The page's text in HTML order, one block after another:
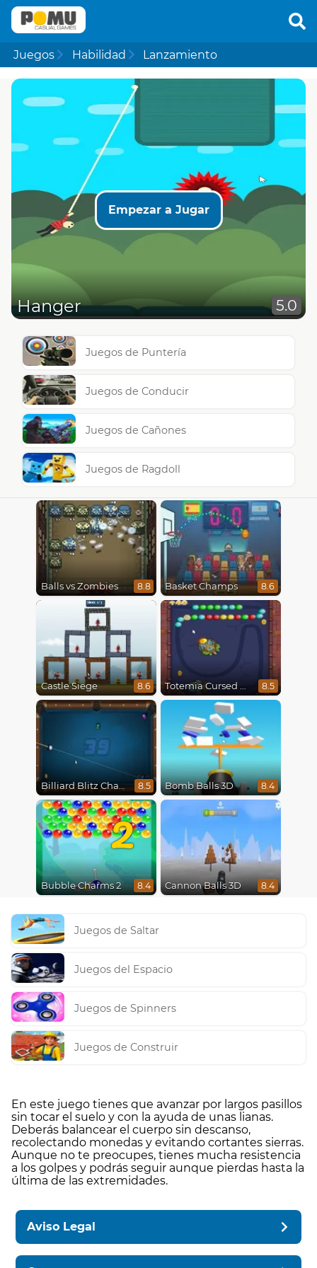
Juegos Habilidad Lanzamiento
Empezar a Jugar
Hanger 5.0
Juegos de Puntería
Juegos de Conducir
Juegos de Cañones
Juegos de Ragdoll
Balls vs Zombies 8.8 Basket Champs 8.6
Castle Siege 8.6 Totemia Cursed Marbles 8.5
Billiard Blitz Challenge 8.5 Bomb Balls 3D 8.4
2
Bubble Charms 2 8.4 Cannon Balls 3D 8.4
Juegos de Saltar
Juegos del Espacio
Juegos de Spinners
Juegos de Construir
En este juego tienes que avanzar por largos pasillos
sin tocar el suelo y con la ayuda de unas lianas.
Deberás balancear el cuerpo sin descanso,
recolectando monedas y evitando cortantes sierras.
Aunque no te preocupes, tienes mucha resistencia
a los golpes y podrás seguir aunque pierdas hasta la
última de las extremidades.
Aviso Legal